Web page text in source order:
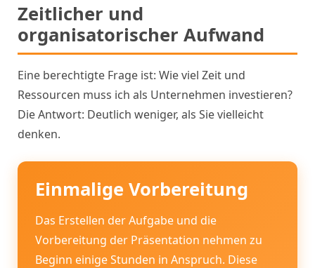
Zeitlicher und
organisatorischer Aufwand
Eine berechtigte Frage ist: Wie viel Zeit und
Ressourcen muss ich als Unternehmen investieren?
Die Antwort: Deutlich weniger, als Sie vielleicht
denken.
Einmalige Vorbereitung
Das Erstellen der Aufgabe und die
Vorbereitung der Präsentation nehmen zu
Beginn einige Stunden in Anspruch. Diese